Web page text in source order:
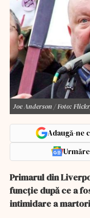
Joe Anderson / Foto:
Adaugă-ne
Primarul din
funcție după ce a
intimidare a